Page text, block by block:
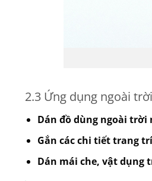
2.3 Ứng dụng ngoài trời
Dán đồ dùng ngoài trời
Gắn các chi tiết trang
Dán mái che, vật dụng